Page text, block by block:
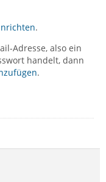
.
Adresse, also ein
handelt, dann
.